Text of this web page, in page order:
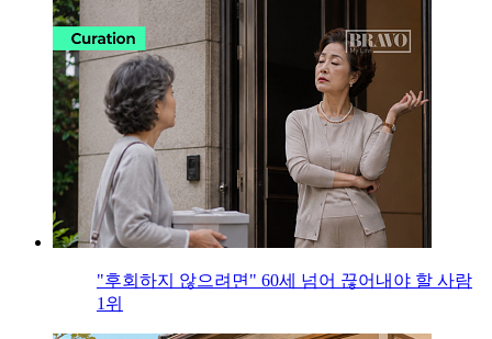
"후회하지 않으려면" 60세 넘어 끊어내야 할 사람
1위